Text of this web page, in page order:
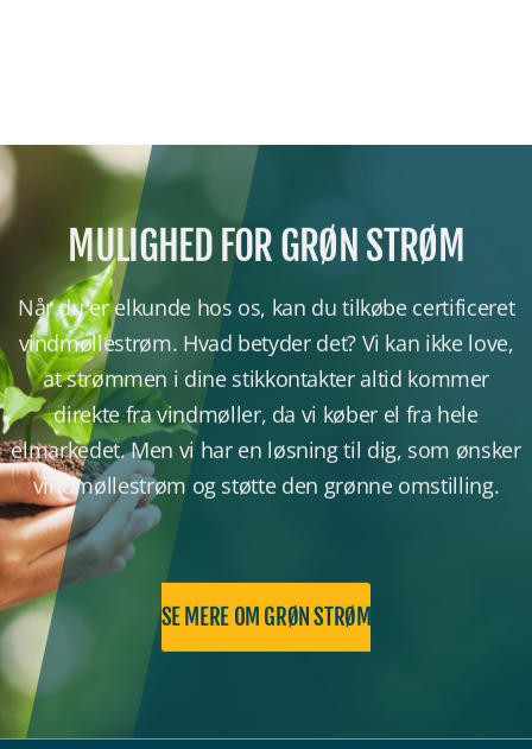
MULIGHED FOR GRØN STRØM
Når du er elkunde hos os, kan du tilkøbe certificeret
vindmøllestrøm. Hvad betyder det? Vi kan ikke love,
at strømmen i dine stikkontakter altid kommer
direkte fra vindmøller, da vi køber el fra hele
elmarkedet. Men vi har en løsning til dig, som ønsker
vindmøllestrøm og støtte den grønne omstilling.
SE MERE OM GRØN STRØM